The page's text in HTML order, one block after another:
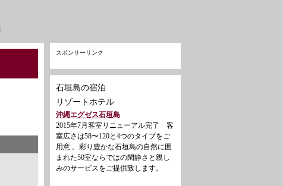
スポンサーリンク
石垣島の宿泊
リゾートホテル
沖縄エグゼス石垣島
2015年7月客室リニューアル完了 客
室広さは58〜120と4つのタイプをご
用意 。彩り豊かな石垣島の自然に囲
まれた50室ならではの閑静さと親し
みのサービスをご提供致します。